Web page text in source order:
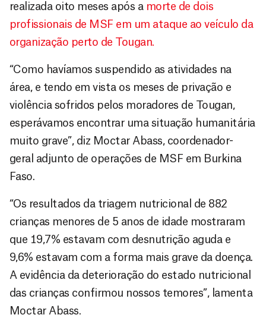
realizada oito meses após a morte de dois
profissionais de MSF em um ataque ao veículo da
organização perto de Tougan.
“Como havíamos suspendido as atividades na
área, e tendo em vista os meses de privação e
violência sofridos pelos moradores de Tougan,
esperávamos encontrar uma situação humanitária
muito grave”, diz Moctar Abass, coordenador-
geral adjunto de operações de MSF em Burkina
Faso.
“Os resultados da triagem nutricional de 882
crianças menores de 5 anos de idade mostraram
que 19,7% estavam com desnutrição aguda e
9,6% estavam com a forma mais grave da doença.
A evidência da deterioração do estado nutricional
das crianças confirmou nossos temores”, lamenta
Moctar Abass.